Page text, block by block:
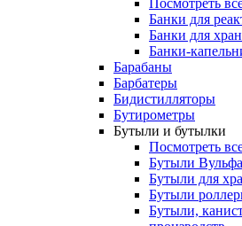
Посмотреть
Банки для
Банки для
Банки-
Барабаны
Барбатеры
Бидистилляторы
Бутирометры
Бутыли и бутылки
Посмотреть
Бутыли Вульфа
Бутыли для
Бутыли
Бутыли,